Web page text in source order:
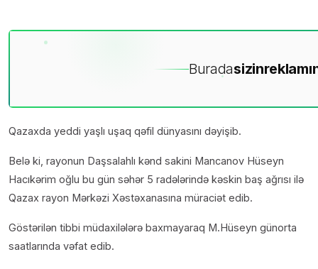
Buradasizin
Qazaxda yeddi yaşlı uşaq qəfil dünyasını dəyişib.
Belə ki, rayonun Daşsalahlı kənd sakini Mancanov Hüseyn
Hacıkərim oğlu bu gün səhər 5 radələrində kəskin baş ağrısı ilə
Qazax rayon Mərkəzi Xəstəxanasına müraciət edib.
Göstərilən tibbi müdaxilələrə baxmayaraq M.Hüseyn günorta
saatlarında vəfat edib.